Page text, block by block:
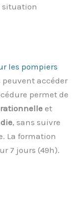
situation
les pompiers
peuvent accéder
permet de
et
, sans suivre
La formation
7 jours (49h).